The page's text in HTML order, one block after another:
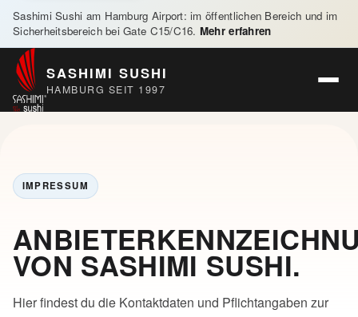
Sashimi Sushi am Hamburg Airport: im öffentlichen Bereich und im
Sicherheitsbereich bei Gate C15/C16. Mehr erfahren
SASHIMI SUSHI
HAMBURG SEIT 1997
IMPRESSUM
VON SASHIMI SUSHI.
Hier findest du die Kontaktdaten und Pflichtangaben zur